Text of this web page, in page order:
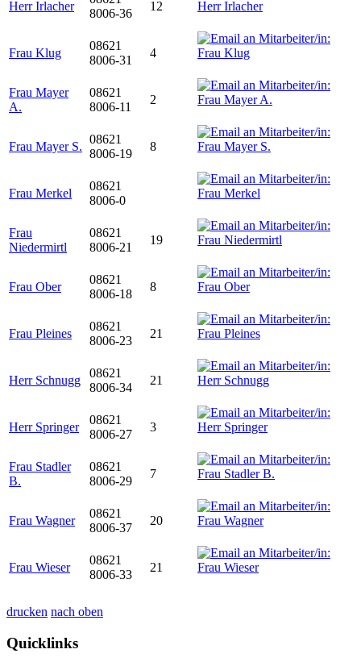
Herr Irlacher
8006-36
12
Frau Klug
08621
8006-31
4
Frau Mayer
A.
08621
8006-11
2
Frau Mayer S.
08621
8006-19
8
Frau Merkel
08621
8006-0
Frau
Niedermirtl
08621
8006-21
19
Frau Ober
08621
8006-18
8
Frau Pleines
08621
8006-23
21
Herr Schnugg
08621
8006-34
21
Herr Springer
08621
8006-27
3
Frau Stadler
B.
08621
8006-29
7
Frau Wagner
08621
8006-37
20
Frau Wieser
08621
8006-33
21
drucken nach oben
Quicklinks